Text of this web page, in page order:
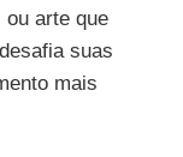
arte que
suas
mais